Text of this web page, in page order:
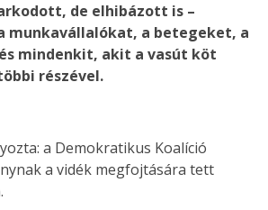
de elhibázott is –
munkavállalókat, a betegeket, a
mindenkit, akit a vasút köt
részével.
a Demokratikus Koalíció
a vidék megfojtására tett